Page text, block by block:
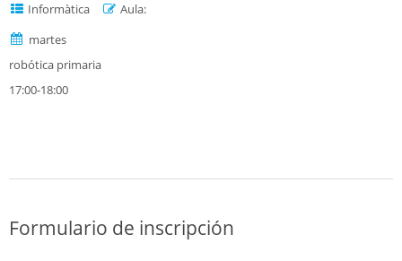
Informàtica
Aula:
martes
robótica primaria
17:00-18:00
Formulario de inscripción